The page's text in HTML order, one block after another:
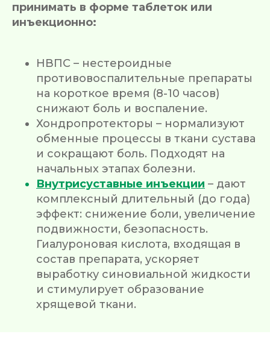
принимать в форме таблеток или
инъекционно:
НВПС – нестероидные
противовоспалительные препараты
на короткое время (8-10 часов)
снижают боль и воспаление.
Хондропротекторы – нормализуют
обменные процессы в ткани сустава
и сокращают боль. Подходят на
начальных этапах болезни.
Внутрисуставные инъекции – дают
комплексный длительный (до года)
эффект: снижение боли, увеличение
подвижности, безопасность.
Гиалуроновая кислота, входящая в
состав препарата, ускоряет
выработку синовиальной жидкости
и стимулирует образование
хрящевой ткани.